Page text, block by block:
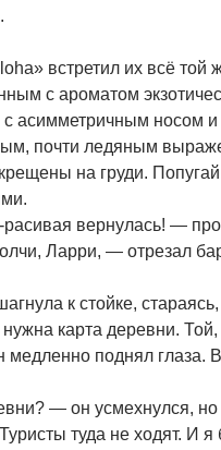
встретил их всё
с ароматом
асимметричным носом и
почти ледяным
на груди.
вернулась! —
Ларри, — отрезал
к стойке,
карта деревни. Той,
медленно поднял глаза.
— он усмехнулся,
туда не ходят. И